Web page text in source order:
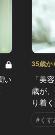
い
35歳か
「美
歳が
り着
#くす